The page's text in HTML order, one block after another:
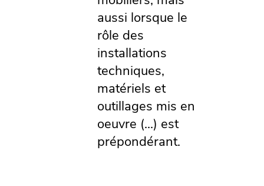
aussi lorsque le
rôle des
installations
techniques,
matériels et
outillages mis en
oeuvre (...) est
prépondérant.